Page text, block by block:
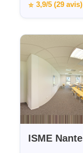
⭐ 3,9/5 (29 avis)
ISME